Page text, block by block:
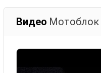
Видео Мотоблок